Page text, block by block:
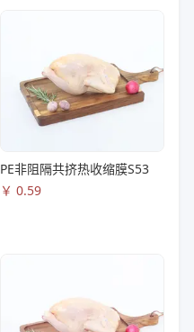
PE非阻隔共挤热收缩膜S53
￥ 0.59